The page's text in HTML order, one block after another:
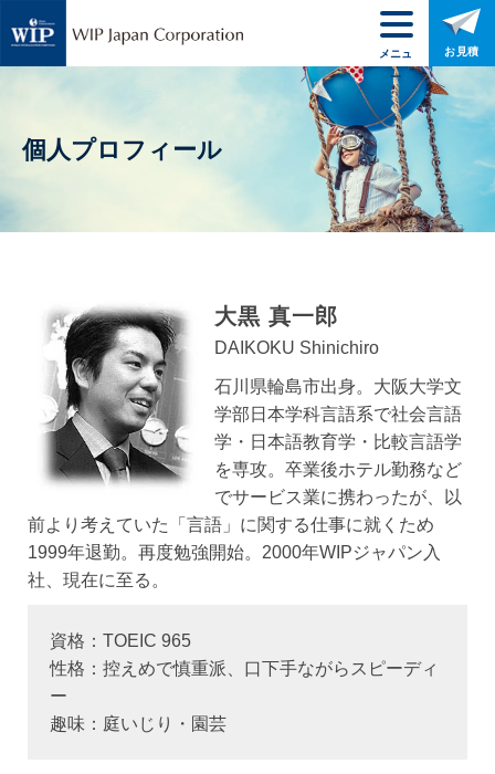
個人プロフィール
大黒 真一郎
DAIKOKU Shinichiro
石川県輪島市出身。大阪大学文
学部日本学科言語系で社会言語
学・日本語教育学・比較言語学
を専攻。卒業後ホテル勤務など
でサービス業に携わったが、以
前より考えていた「言語」に関する仕事に就くため
1999年退勤。再度勉強開始。2000年WIPジャパン入
社、現在に至る。
資格：TOEIC 965
性格：控えめで慎重派、口下手ながらスピーディ
ー
趣味：庭いじり・園芸
メニュ
ー
お見積